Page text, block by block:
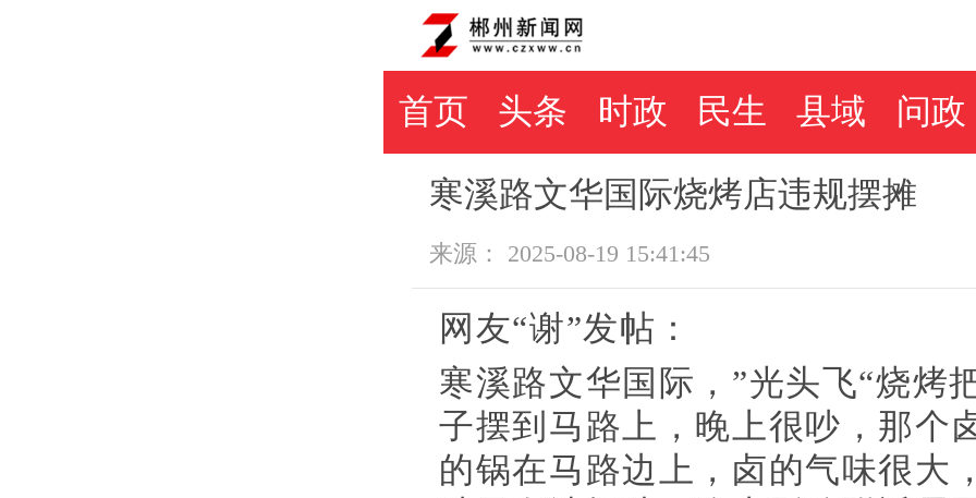
首页 头条 时政 民生 县域 问政
寒溪路文华国际烧烤店违规摆摊
来源： 2025-08-19 15:41:45
网友“谢”发帖：
寒溪路文华国际，”光头飞“烧烤
子摆到马路上，晚上很吵，那个
的锅在马路边上，卤的气味很大